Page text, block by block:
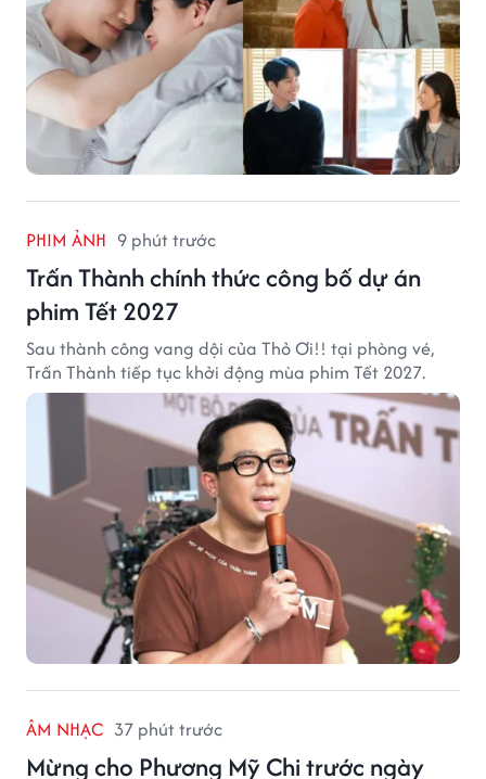
PHIM ẢNH 9 phút trước
Trấn Thành chính thức công bố dự án
phim Tết 2027
Sau thành công vang dội của Thỏ Ơi!! tại phòng vé,
Trấn Thành tiếp tục khởi động mùa phim Tết 2027.
ÂM NHẠC 37 phút trước
Mừng cho Phương Mỹ Chi trước ngày